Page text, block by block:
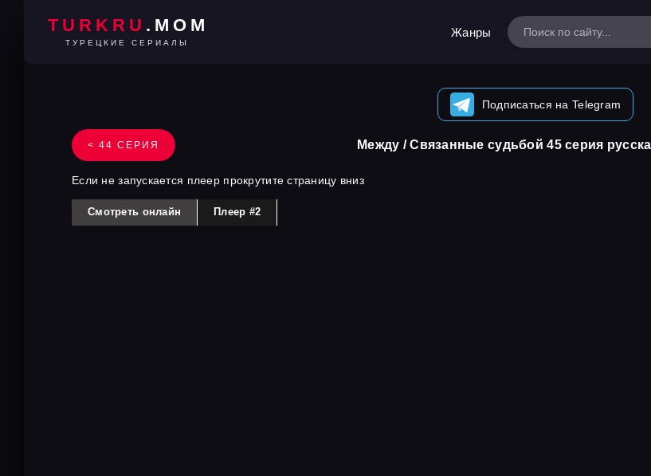
TURKRU .MOM
ТУРЕЦКИЕ СЕРИАЛЫ
Жанры
Подписаться на Telegram
< 44 СЕРИЯ Между / Связанные судьбой 45 серия
Если не запускается плеер прокрутите страницу вниз
Смотреть онлайн Плеер #2